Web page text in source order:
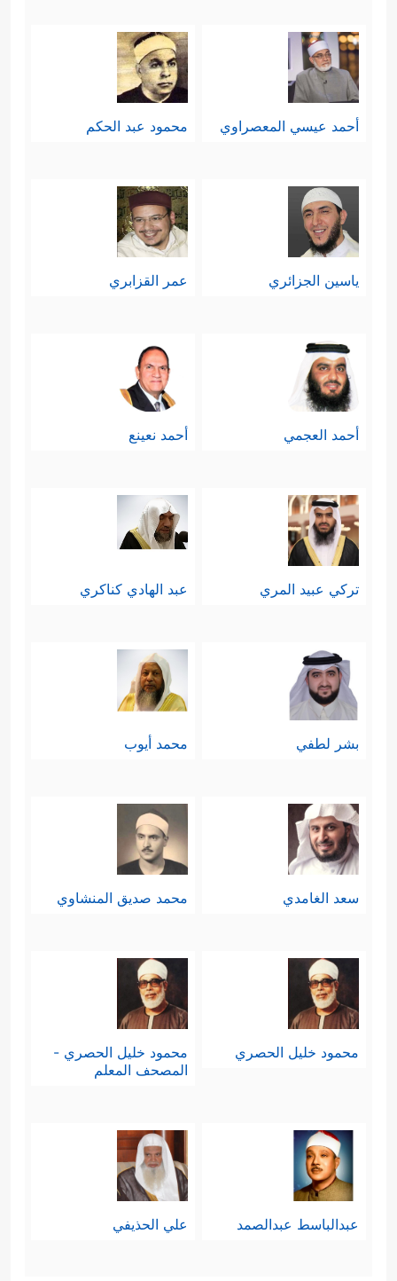
أحمد عيسي المعصراوي محمود عبد الحكم
ياسين الجزائري عمر القزابري
أحمد العجمي أحمد نعينع
تركي عبيد المري عبد الهادي كناكري
بشر لطفي محمد أيوب
سعد الغامدي محمد صديق المنشاوي
محمود خليل الحصري
محمود خليل الحصري -
المصحف المعلم
عبدالباسط عبدالصمد علي الحذيفي